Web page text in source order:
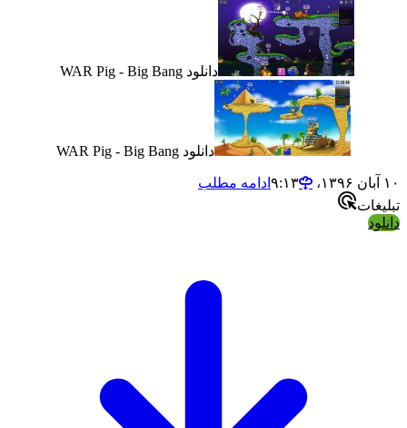
دانلود WAR Pig - Big Bang
دانلود WAR Pig - Big Bang
۱۰ آبان ۱۳۹۶،‏ ۹:۱۳
ادامه مطلب
تبلیغات
دانلود